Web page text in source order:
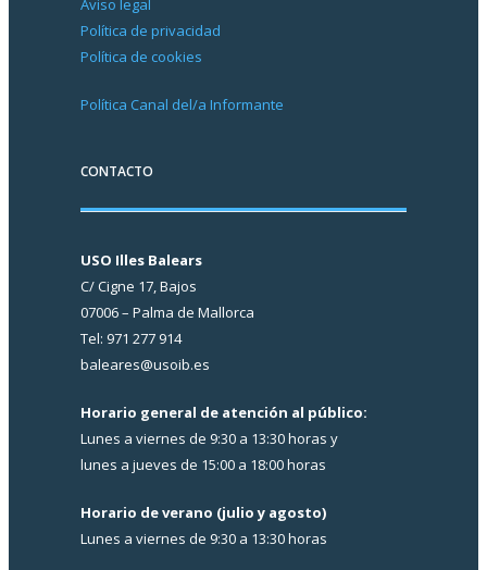
Aviso legal
Política de privacidad
Política de cookies
Política Canal del/a Informante
CONTACTO
USO Illes Balears
C/ Cigne 17, Bajos
07006 – Palma de Mallorca
Tel: 971 277 914
baleares@usoib.es
Horario general de atención al público:
Lunes a viernes de 9:30 a 13:30 horas y
lunes a jueves de 15:00 a 18:00 horas
Horario de verano (julio y agosto)
Lunes a viernes de 9:30 a 13:30 horas